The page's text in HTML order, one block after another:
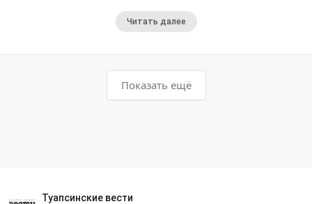
Читать далее
Показать ещё
Туапсинские вести